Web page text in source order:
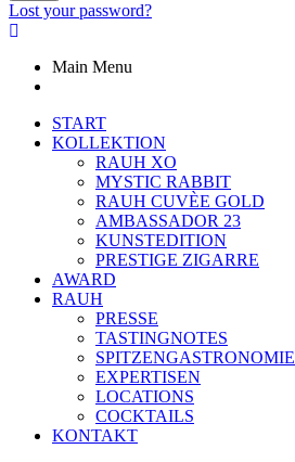
Lost your password?
Main Menu
START
KOLLEKTION
RAUH XO
MYSTIC RABBIT
RAUH CUVÈE GOLD
AMBASSADOR 23
KUNSTEDITION
PRESTIGE ZIGARRE
AWARD
RAUH
PRESSE
TASTINGNOTES
SPITZENGASTRONOMIE
EXPERTISEN
LOCATIONS
COCKTAILS
KONTAKT